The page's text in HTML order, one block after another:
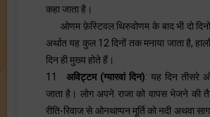
कहा जाता है।
ओणम फ़ेस्टिवल थिरुवोणम के बाद भी दो
अर्थात यह कुल 12 दिनों तक मनाया जाता है,
दिन ही मुख्य होते हैं।
11. अविट्टम (ग्यारवां दिन): यह दिन तीसरे
जाता है। लोग अपने राजा को वापस भेजने की
रीति-रिवाज से ओनथाप्पन मूर्ति को नदी अथवा